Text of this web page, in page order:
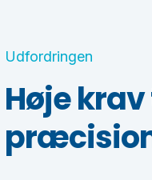
Udfordringen
Høje